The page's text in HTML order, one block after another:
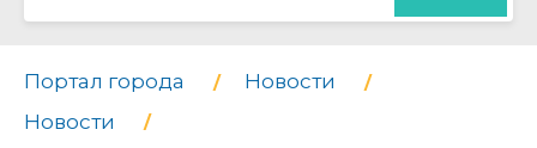
Портал города
Новости
Новости